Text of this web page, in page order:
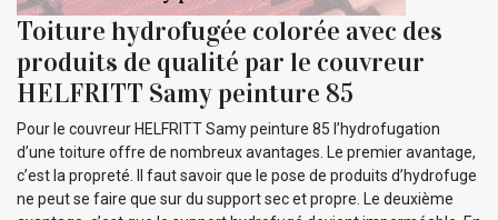
Toiture hydrofugée colorée avec des
produits de qualité par le couvreur
HELFRITT Samy peinture 85
Pour le couvreur HELFRITT Samy peinture 85 l’hydrofugation
d’une toiture offre de nombreux avantages. Le premier avantage,
c’est la propreté. Il faut savoir que le pose de produits d’hydrofuge
ne peut se faire que sur du support sec et propre. Le deuxième